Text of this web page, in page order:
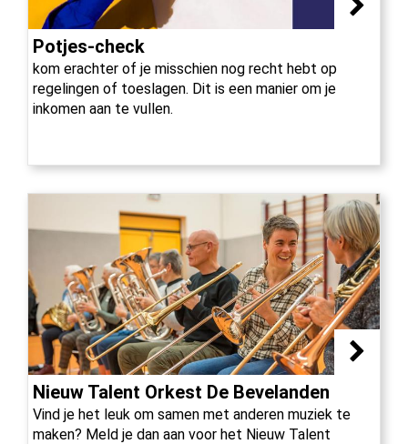
Potjes-check
kom erachter of je misschien nog recht hebt op
regelingen of toeslagen. Dit is een manier om je
inkomen aan te vullen.
Nieuw Talent Orkest De Bevelanden
Vind je het leuk om samen met anderen muziek te
maken? Meld je dan aan voor het Nieuw Talent